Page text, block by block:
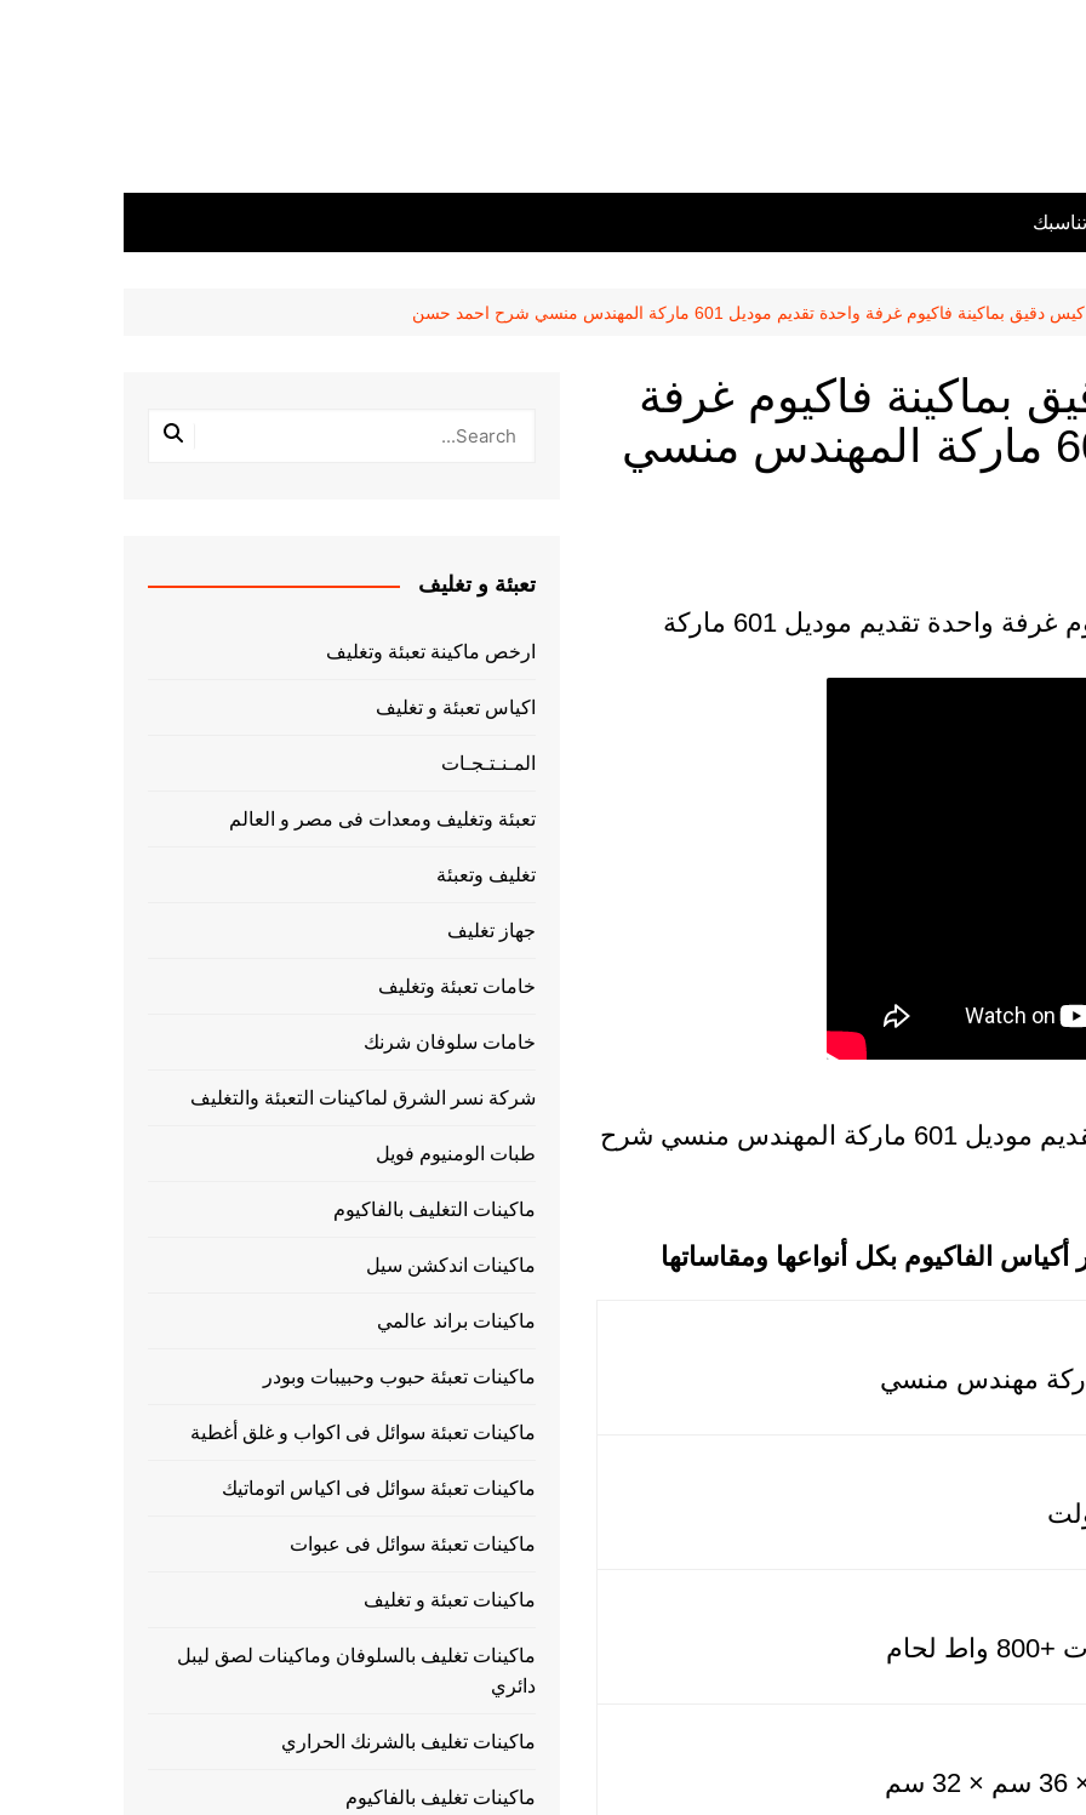
بماكينة فاكيوم غرفة واحدة تقديم موديل 601 ماركة المهندس منسي شرح احمد حسن
بماكينة فاكيوم غرفة
واحدة تقديم موديل 601 ماركة المهندس منسي
تجربة فاكيومة كيس دقيق بماكينة فاكيوم غرفة واحدة تقديم موديل 601 ماركة
ماكينة فاكيوم غرفة واحدة تقديم موديل 601 ماركة المهندس منسي شرح
الفاكيوم بكل أنواعها ومقاساتها
تعبئة و تغليف
ارخص ماكينة تعبئة وتغليف
اكياس تعبئة و تغليف
المـنـتـجـات
تعبئة وتغليف ومعدات فى مصر و العالم
تغليف وتعبئة
جهاز تغليف
خامات تعبئة وتغليف
خامات سلوفان شرنك
شركة نسر الشرق لماكينات التعبئة والتغليف
طبات الومنيوم فويل
ماكينات التغليف بالفاكيوم
ماكينات اندكشن سيل
ماكينات براند عالمي
ماكينات تعبئة حبوب وحبيبات وبودر
ماكينات تعبئة سوائل فى اكواب و غلق أغطية
ماكينات تعبئة سوائل فى اكياس اتوماتيك
ماكينات تعبئة سوائل فى عبوات
ماكينات تعبئة و تغليف
ماكينات تغليف بالسلوفان وماكينات لصق ليبل
دائري
ماكينات تغليف بالشرنك الحراري
ماكينات تغليف بالفاكيوم